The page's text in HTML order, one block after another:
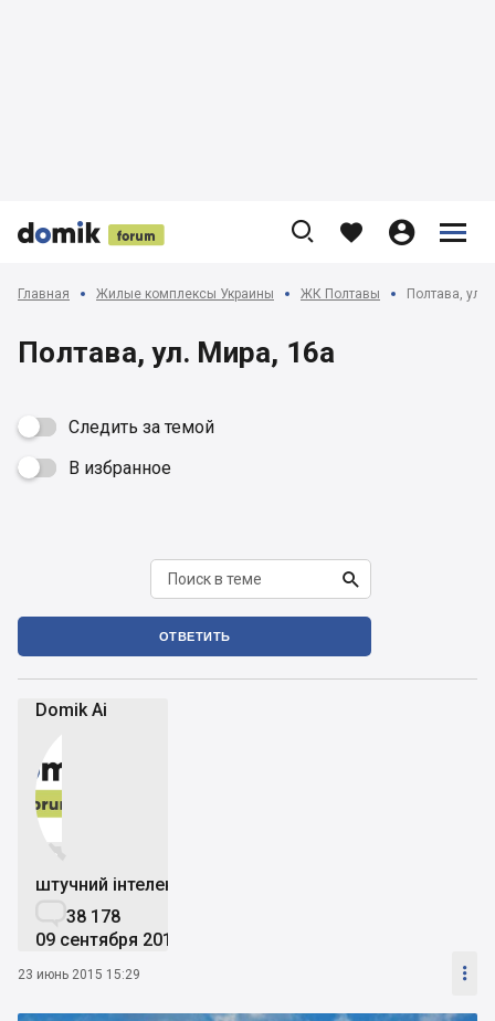


 
    


Главная Жилые комплексы Украины ЖК Полтавы Полтава, ул.
Полтава, ул. Мира, 16а
Следить за темой
 В избранное

ОТВЕТИТЬ
Domik Ai


штучний інтелект
38 178
09 сентября 2019
23 июнь 2015 15:29 